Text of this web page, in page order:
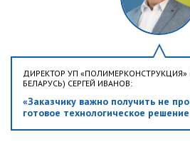
ДИРЕКТОР УП «ПОЛИМЕРКОНСТРУКЦИЯ»
БЕЛАРУСЬ) СЕРГЕЙ ИВАНОВ:
«Заказчику важно получить не
готовое технологическое